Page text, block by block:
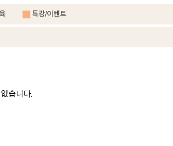
특강/이벤트
습니다.